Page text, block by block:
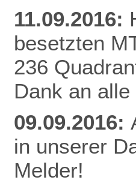
11.09.2016:
besetzten
236
Dank an
09.09.2016:
in unserer
Melder!